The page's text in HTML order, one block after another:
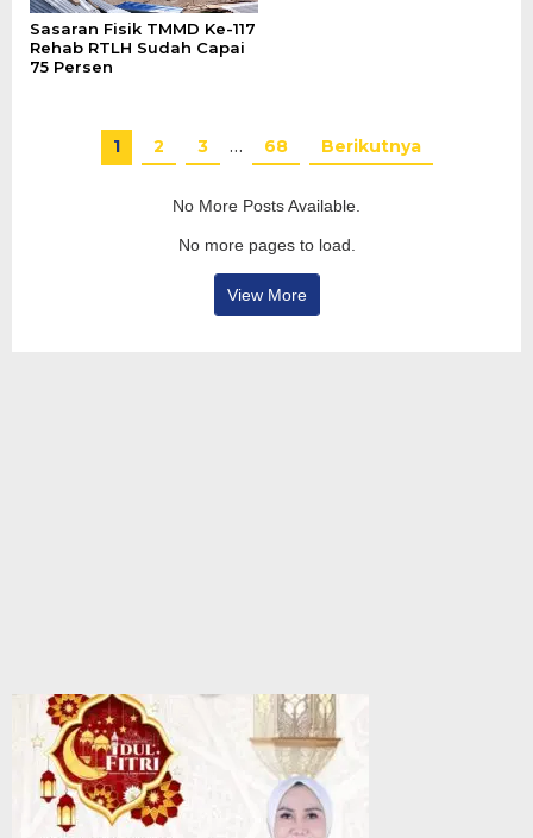
Sasaran Fisik TMMD Ke-117
Rehab RTLH Sudah Capai
75 Persen
1 2 3 … 68 Berikutnya
No More Posts Available.
No more pages to load.
View More